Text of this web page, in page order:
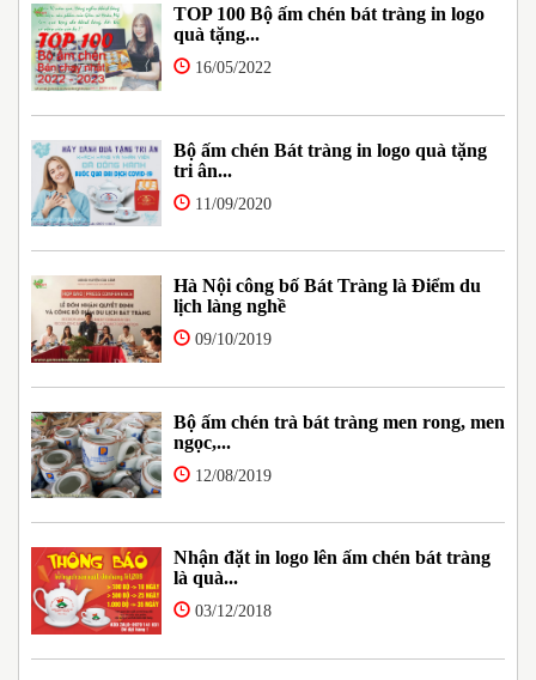
TOP 100 Bộ ấm chén bát tràng in logo
quà tặng...
16/05/2022
Bộ ấm chén Bát tràng in logo quà tặng
tri ân...
11/09/2020
Hà Nội công bố Bát Tràng là Điểm du
lịch làng nghề
09/10/2019
Bộ ấm chén trà bát tràng men rong, men
ngọc,...
12/08/2019
Nhận đặt in logo lên ấm chén bát tràng
là quà...
03/12/2018